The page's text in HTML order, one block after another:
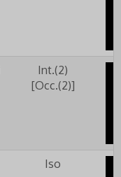
Int.(2)
[Occ.(2)]
Iso